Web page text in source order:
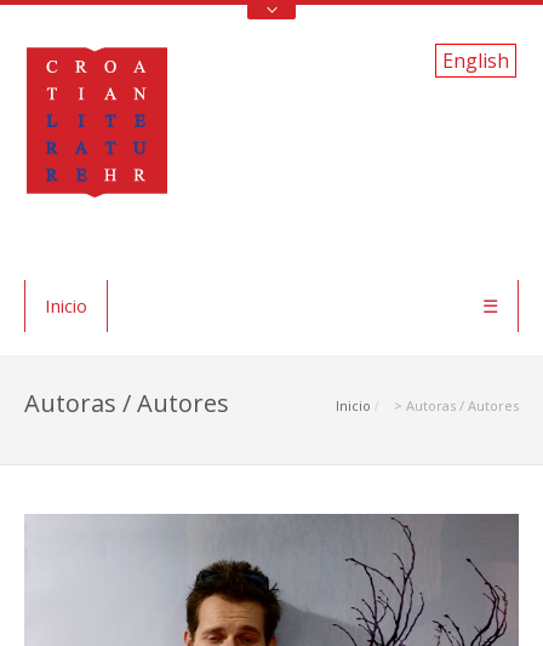
English
Inicio ☰
Inicio > Autoras / Autores
Autoras / Autores